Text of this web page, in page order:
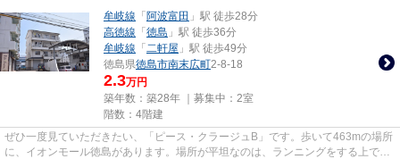
牟岐線 「 阿波富田 」駅 徒歩28分
高徳線 「 徳島 」駅 徒歩36分
牟岐線 「 二軒屋 」駅 徒歩49分
徳島県徳島市南末広町2-8-18
2.3万円
築年数：築28年 ｜募集中： 2室
階数：4階建
ぜひ一度見ていただきたい、「ピース・クラージュB」です。歩いて463mの場所
に、イオンモール徳島があります。場所が平坦なのは、ランニングをする上で抑